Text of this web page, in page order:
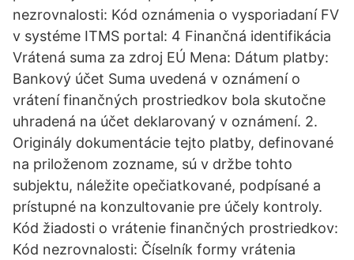
nezrovnalosti: Kód oznámenia o vysporiadaní FV
v systéme ITMS portal: 4 Finančná identifikácia
Vrátená suma za zdroj EÚ Mena: Dátum platby:
Bankový účet Suma uvedená v oznámení o
vrátení finančných prostriedkov bola skutočne
uhradená na účet deklarovaný v oznámení. 2.
Originály dokumentácie tejto platby, definované
na priloženom zozname, sú v držbe tohto
subjektu, náležite opečiatkované, podpísané a
prístupné na konzultovanie pre účely kontroly.
Kód žiadosti o vrátenie finančných prostriedkov:
Kód nezrovnalosti: Číselník formy vrátenia